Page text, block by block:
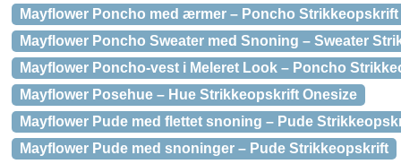
Mayflower Poncho med ærmer – Poncho Strikkeopskrift
Mayflower Poncho Sweater med Snoning – Sweater
Mayflower Poncho-vest i Meleret Look – Poncho
Mayflower Posehue – Hue Strikkeopskrift Onesize
Mayflower Pude med flettet snoning – Pude
Mayflower Pude med snoninger – Pude Strikkeopskrift